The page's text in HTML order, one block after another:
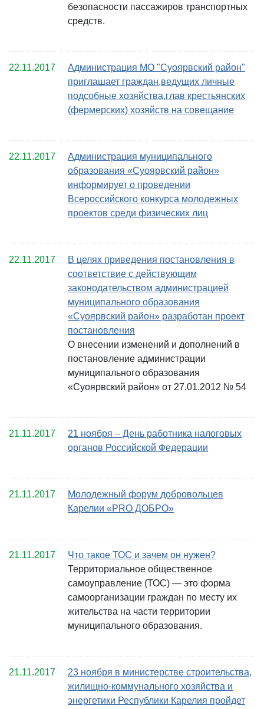
безопасности пассажиров транспортных
средств.
22.11.2017
Администрация МО "Суоярвский район"
приглашает граждан,ведущих личные
подсобные хозяйства,глав крестьянских
(фермерских) хозяйств на совещание
22.11.2017
Администрация муниципального
образования «Суоярвский район»
информирует о проведении
Всероссийского конкурса молодежных
проектов среди физических лиц
22.11.2017
В целях приведения постановления в
соответствие с действующим
законодательством администрацией
муниципального образования
«Суоярвский район» разработан проект
постановления
О внесении изменений и дополнений в
постановление администрации
муниципального образования
«Суоярвский район» от 27.01.2012 № 54
21.11.2017
21 ноября – День работника налоговых
органов Российской Федерации
21.11.2017
Молодежный форум добровольцев
Карелии «PRO ДОБРО»
21.11.2017
Что такое ТОС и зачем он нужен?
Территориальное общественное
самоуправление (ТОС) — это форма
самоорганизации граждан по месту их
жительства на части территории
муниципального образования.
21.11.2017
23 ноября в министерстве строительства,
жилищно-коммунального хозяйства и
энергетики Республики Карелия пройдет